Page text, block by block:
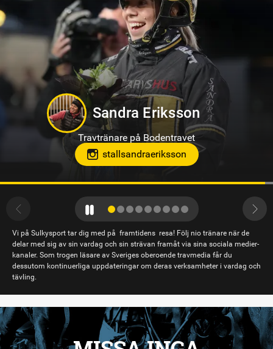
Markus B Svedberg
Travtränare på Sundbyholmstravet i Eskilstuna
Vi på Sulkysport tar dig med på framtidens resa! Följ nio tränare när de
delar med sig av sin vardag och sin strävan framåt via sina sociala medier-
kanaler. Som trogen läsare av Sveriges oberoende travmedia får du
dessutom kontinuerliga uppdateringar om deras verksamheter i vardag och
tävling.